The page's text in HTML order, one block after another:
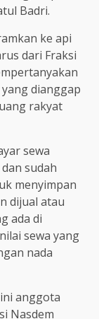
Badri.
ke api
dari Fraksi
dianggap
rakyat
sewa
sudah
menyimpan
dijual atau
ada di
sewa yang
nada
anggota
Nasdem